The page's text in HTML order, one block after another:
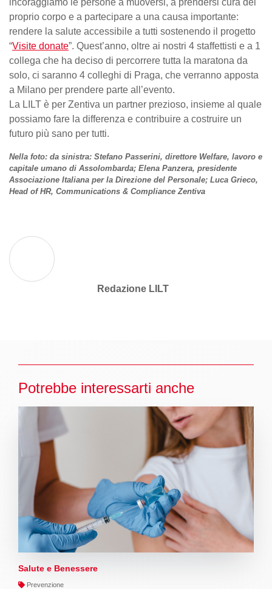
proprio corpo e a partecipare a una causa importante:
rendere la salute accessibile a tutti sostenendo il progetto
“Visite donate”. Quest’anno, oltre ai nostri 4 staffettisti e a 1
collega che ha deciso di percorrere tutta la maratona da
solo, ci saranno 4 colleghi di Praga, che verranno apposta
a Milano per prendere parte all’evento.
La LILT è per Zentiva un partner prezioso, insieme al quale
possiamo fare la differenza e contribuire a costruire un
futuro più sano per tutti.
Nella foto: da sinistra: Stefano Passerini, direttore Welfare, lavoro e
capitale umano di Assolombarda; Elena Panzera, presidente
Associazione Italiana per la Direzione del Personale; Luca Grieco,
Head of HR, Communications & Compliance Zentiva
Redazione LILT
Potrebbe interessarti anche
Salute e Benessere
Prevenzione